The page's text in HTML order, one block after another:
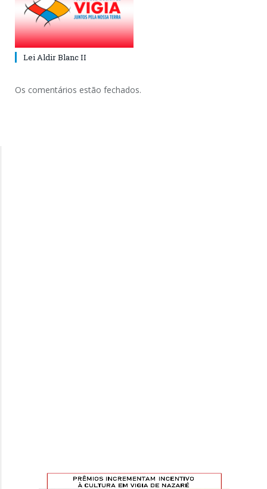
Lei Aldir Blanc II
Os comentários estão fechados.